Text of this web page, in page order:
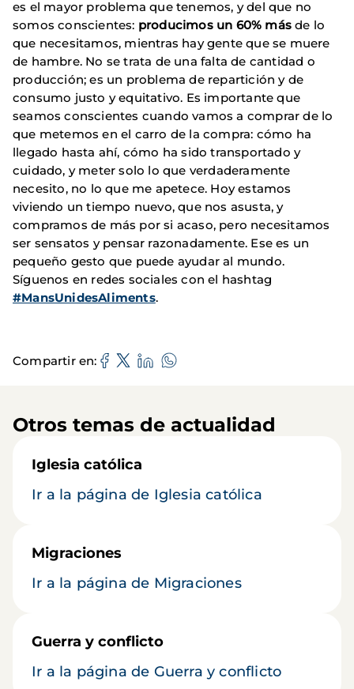
es el mayor problema que tenemos, y del que no
somos conscientes: producimos un 60% más de lo
que necesitamos, mientras hay gente que se muere
de hambre. No se trata de una falta de cantidad o
producción; es un problema de repartición y de
consumo justo y equitativo. Es importante que
seamos conscientes cuando vamos a comprar de lo
que metemos en el carro de la compra: cómo ha
llegado hasta ahí, cómo ha sido transportado y
cuidado, y meter solo lo que verdaderamente
necesito, no lo que me apetece. Hoy estamos
viviendo un tiempo nuevo, que nos asusta, y
compramos de más por si acaso, pero necesitamos
ser sensatos y pensar razonadamente. Ese es un
pequeño gesto que puede ayudar al mundo.
Síguenos en redes sociales con el hashtag
#MansUnidesAliments.
Compartir en
Otros temas de actualidad
Iglesia católica
Ir a la página de Iglesia católica
Migraciones
Ir a la página de Migraciones
Guerra y conflicto
Ir a la página de Guerra y conflicto